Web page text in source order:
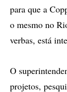
para que a
o mesmo no
verbas, está
O
projetos,